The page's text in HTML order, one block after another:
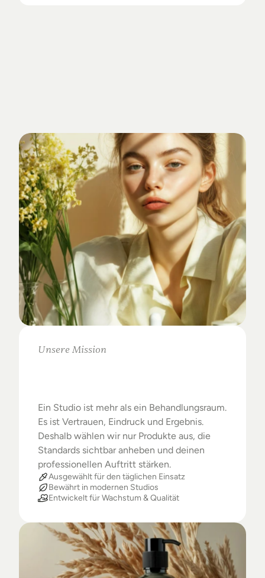
Studio-Alltag.
Unsere Mission
Ein Studio ist mehr als ein Behandlungsraum.
Es ist Vertrauen, Eindruck und Ergebnis.
Deshalb wählen wir nur Produkte aus, die
Standards sichtbar anheben und deinen
professionellen Auftritt stärken.
Ausgewählt für den täglichen Einsatz
Bewährt in modernen Studios
Entwickelt für Wachstum & Qualität